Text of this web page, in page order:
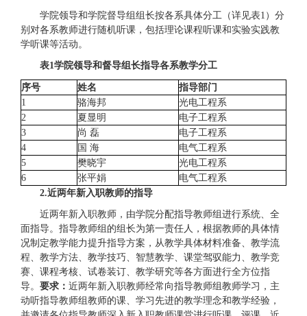
学院领导和学院督导组组长按各系具体分工（详见表1）分
别对各系教师进行随机听课，包括理论课程听课和实验实践教
学听课等活动。
表1学院领导和督导组长指导各系教学分工
序号 姓名
指导部门
1
骆海邦
光电工程系
2
夏显明
电子工程系
3
尚 磊
电子工程系
4
国 海
电气工程系
5
樊晓宇
光电工程系
6
张平娟
电气工程系
2.近两年新入职教师的指导
近两年新入职教师，由学院分配指导教师组进行系统、全
面指导。指导教师组的组长为第一责任人，根据教师的具体情
况制定教学能力提升指导方案，从教学具体材料准备、教学流
程、教学方法、教学技巧、智慧教学、课堂驾驭能力、教学竞
赛、课程考核、试卷装订、教学研究等各方面进行全方位指
导。 要求： 近两年新入职教师经常向指导教师组教师学习，主
动听指导教师组教师的课、学习先进的教学理念和教学经验，